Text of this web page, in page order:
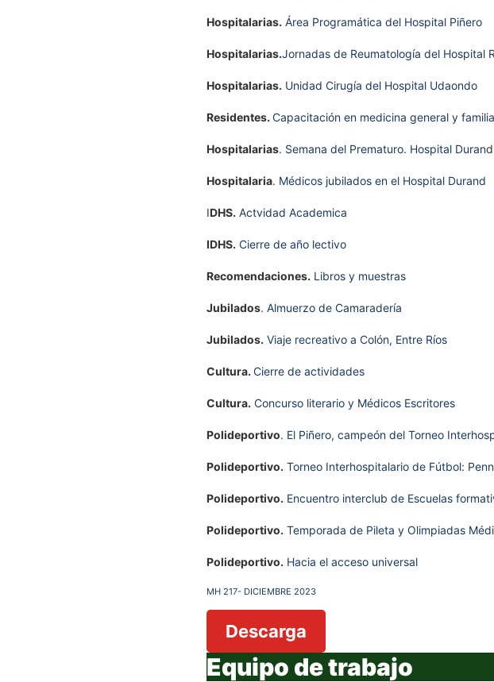
Hospitalarias. Área Programática del Hospital Piñero
Hospitalarias.Jornadas de Reumatología del Hospital
Hospitalarias. Unidad Cirugía del Hospital Udaondo
Residentes. Capacitación en medicina general y familia
Hospitalarias. Semana del Prematuro. Hospital Durand
Hospitalaria. Médicos jubilados en el Hospital Durand
IDHS. Actvidad Academica
IDHS. Cierre de año lectivo
Recomendaciones. Libros y muestras
Jubilados. Almuerzo de Camaradería
Jubilados. Viaje recreativo a Colón, Entre Ríos
Cultura. Cierre de actividades
Cultura. Concurso literario y Médicos Escritores
Polideportivo. El Piñero, campeón del Torneo
Polideportivo. Torneo Interhospitalario de Fútbol:
Polideportivo. Encuentro interclub de Escuelas
Polideportivo. Temporada de Pileta y Olimpiadas
Polideportivo. Hacia el acceso universal
MH 217- DICIEMBRE 2023
Descarga
Equipo de trabajo